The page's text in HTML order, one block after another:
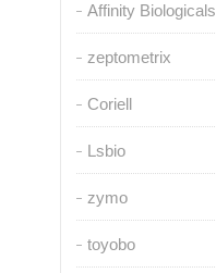
Affinity Biologicals
zeptometrix
Coriell
Lsbio
zymo
toyobo